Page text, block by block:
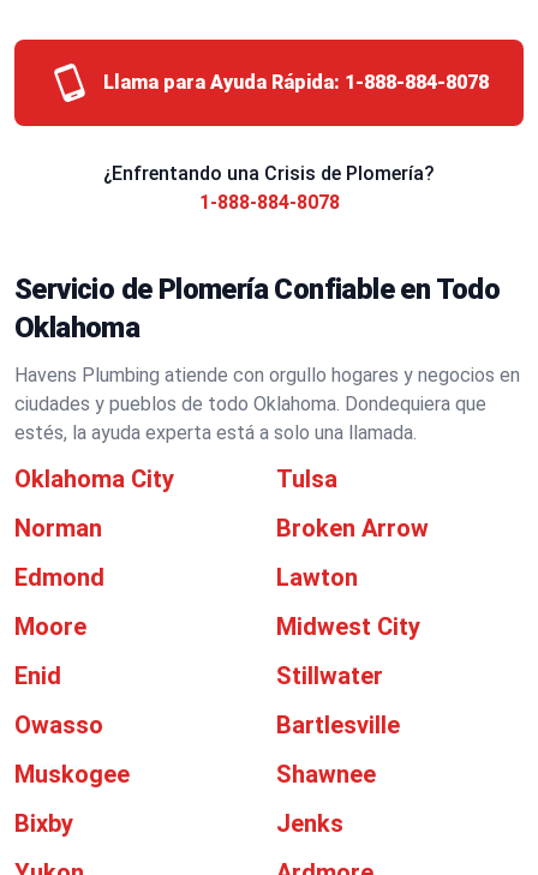
Llama para Ayuda Rápida: 1-888-884-8078
¿Enfrentando una Crisis de Plomería?
1-888-884-8078
Servicio de Plomería Confiable en Todo
Oklahoma
Havens Plumbing atiende con orgullo hogares y negocios en
ciudades y pueblos de todo Oklahoma. Dondequiera que
estés, la ayuda experta está a solo una llamada.
Oklahoma City
Tulsa
Norman
Broken Arrow
Edmond
Lawton
Moore
Midwest City
Enid
Stillwater
Owasso
Bartlesville
Muskogee
Shawnee
Bixby
Jenks